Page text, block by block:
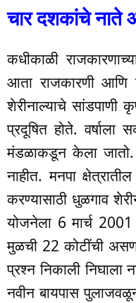
चार दशकांचे नाते
कधीकाळी
आता राजकारणी आणि
शेरीनाल्याचे सांडपाणी
प्रदूषित होते. वर्षाला
मंडळाकडून केला
नाहीत. मनपा
करण्यासाठी धुळगाव
योजनेला 6 मार्च 2001
मुळची 22 कोटींची
प्रश्न निकाली निघाला
नवीन बायपास